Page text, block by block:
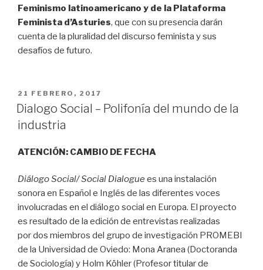
Feminismo latinoamericano y de la Plataforma
Feminista d’Asturies, que con su presencia darán
cuenta de la pluralidad del discurso feminista y sus
desafíos de futuro.
PUBLICADO
EL
21 FEBRERO, 2017
Dialogo Social – Polifonía del mundo de la
industria
ATENCIÓN: CAMBIO DE FECHA
Diálogo Social/ Social Dialogue es una instalación
sonora en Español e Inglés de las diferentes voces
involucradas en el diálogo social en Europa. El proyecto
es resultado de la edición de entrevistas realizadas
por dos miembros del grupo de investigación PROMEBI
de la Universidad de Oviedo: Mona Aranea (Doctoranda
de Sociología) y Holm Köhler (Profesor titular de